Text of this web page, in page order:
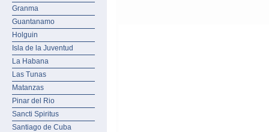
Granma
Guantanamo
Holguin
Isla de la Juventud
La Habana
Las Tunas
Matanzas
Pinar del Rio
Sancti Spiritus
Santiago de Cuba